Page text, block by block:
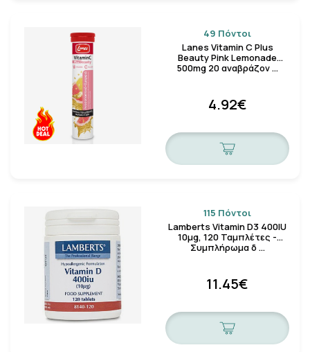
49 Πόντοι
Lanes Vitamin C Plus
Beauty Pink Lemonade
500mg 20 αναβράζον …
4.92€
115 Πόντοι
Lamberts Vitamin D3 400IU
10μg, 120 Ταμπλέτες -
Συμπλήρωμα δ …
11.45€